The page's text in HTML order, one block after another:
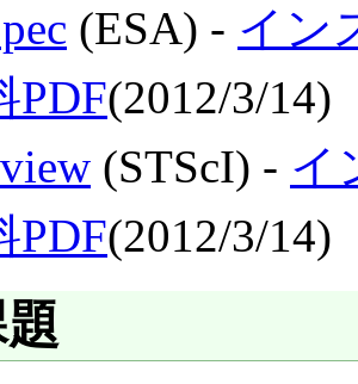
(ESA) - イン
PDF(2012/3/14)
(STScI) - イ
PDF(2012/3/14)